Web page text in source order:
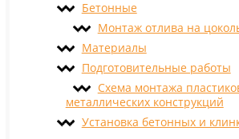
Бетонные
Монтаж отлива на
Материалы
Подготовительные работы
Схема монтажа
металлических конструкций
Установка бетонных и